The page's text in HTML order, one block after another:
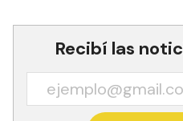
Recibí las